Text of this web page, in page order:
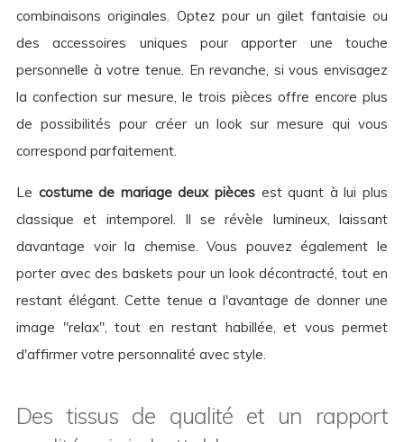
combinaisons originales. Optez pour un gilet fantaisie ou
des accessoires uniques pour apporter une touche
personnelle à votre tenue. En revanche, si vous envisagez
la confection sur mesure, le trois pièces offre encore plus
de possibilités pour créer un look sur mesure qui vous
correspond parfaitement.
Le costume de mariage deux pièces est quant à lui plus
classique et intemporel. Il se révèle lumineux, laissant
davantage voir la chemise. Vous pouvez également le
porter avec des baskets pour un look décontracté, tout en
restant élégant. Cette tenue a l'avantage de donner une
image "relax", tout en restant habillée, et vous permet
d'affirmer votre personnalité avec style.
Des tissus de qualité et un rapport